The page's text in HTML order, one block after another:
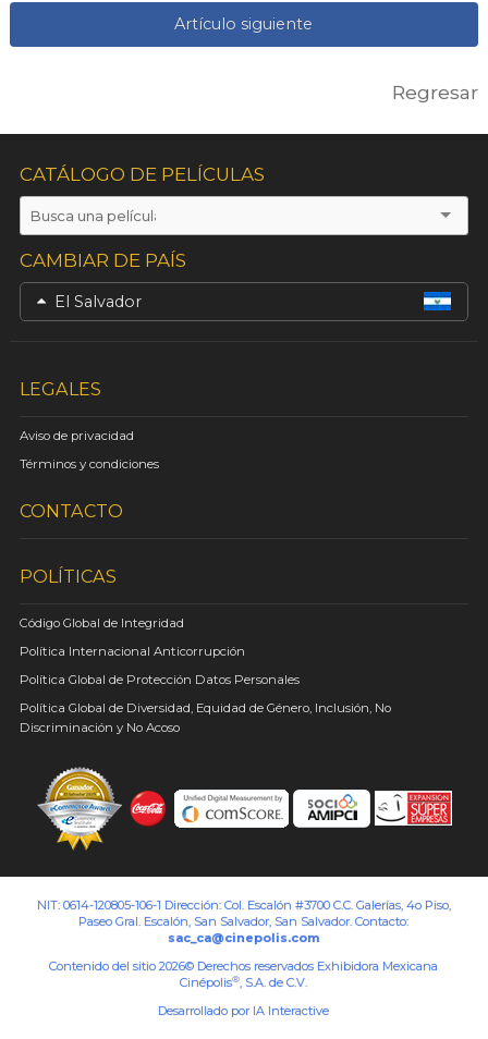
Artículo siguiente
Regresar
CATÁLOGO DE PELÍCULAS
CAMBIAR DE PAÍS
El Salvador
LEGALES
Aviso de privacidad
Términos y condiciones
CONTACTO
POLÍTICAS
Código Global de Integridad
Política Internacional Anticorrupción
Política Global de Protección Datos Personales
Política Global de Diversidad, Equidad de Género, Inclusión, No
Discriminación y No Acoso
NIT: 0614-120805-106-1 Dirección: Col. Escalón #3700 C.C. Galerías, 4o Piso,
Paseo Gral. Escalón, San Salvador, San Salvador. Contacto:
sac_ca@cinepolis.com
Contenido del sitio 2026© Derechos reservados Exhibidora Mexicana
Cinépolis®, S.A. de C.V.
Desarrollado por IA Interactive